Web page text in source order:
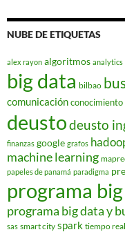
NUBE DE ETIQUETAS
alex rayon algoritmos analytics
big data bilbao
comunicaciónconocimiento
deustodeusto
finanzas google grafos
machine learning
papeles de panamá paradigma
programa
programa big data y
sas smart city spark tiempo real